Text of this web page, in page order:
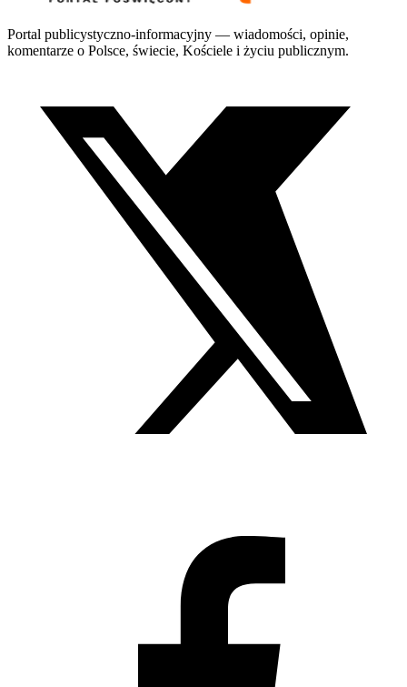
Portal publicystyczno-informacyjny — wiadomości, opinie,
komentarze o Polsce, świecie, Kościele i życiu publicznym.